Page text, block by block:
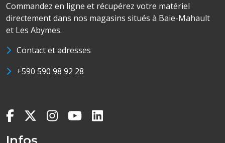
Commandez en ligne et récupérez votre matériel
directement dans nos magasins situés à Baie-Mahault
et Les Abymes.
Contact et adresses
+590 590 98 92 28